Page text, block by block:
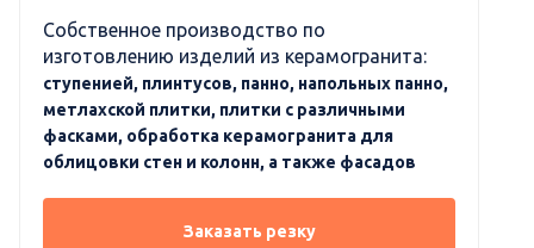
Собственное производство по
изготовлению изделий из керамогранита:
ступенией, плинтусов, панно, напольных панно,
метлахской плитки, плитки с различными
фасками, обработка керамогранита для
облицовки стен и колонн, а также фасадов
Заказать резку